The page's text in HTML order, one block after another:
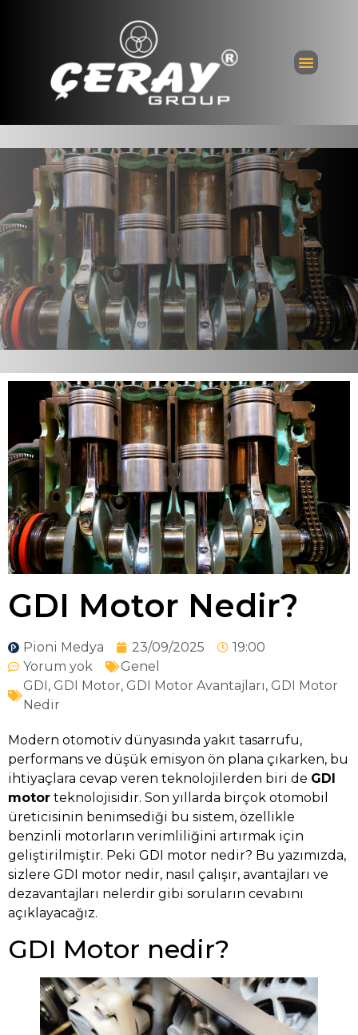
GDI Motor Nedir?
Pioni Medya 23/09/2025
19:00
Yorum yok
Genel
GDI, GDI Motor, GDI Motor Avantajları, GDI Motor
Nedir
Modern otomotiv dünyasında yakıt tasarrufu,
performans ve düşük emisyon ön plana çıkarken, bu
ihtiyaçlara cevap veren teknolojilerden biri de GDI
motor teknolojisidir. Son yıllarda birçok otomobil
üreticisinin benimsediği bu sistem, özellikle
benzinli motorların verimliliğini artırmak için
geliştirilmiştir. Peki GDI motor nedir? Bu yazımızda,
sizlere GDI motor nedir, nasıl çalışır, avantajları ve
dezavantajları nelerdir gibi soruların cevabını
açıklayacağız.
GDI Motor nedir?